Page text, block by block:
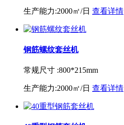
生产能力:2000㎡/日 查看详情
钢筋螺纹套丝机
常规尺寸 :800*215mm
生产能力:2000㎡/日 查看详情